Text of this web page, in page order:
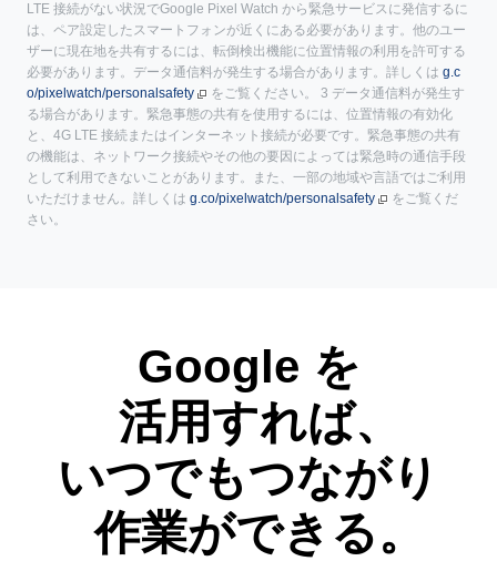
LTE 接続がない状況でGoogle Pixel Watch から緊急サービスに発信するに
は、ペア設定したスマートフォンが近くにある必要があります。他のユー
ザーに現在地を共有するには、転倒検出機能に位置情報の利用を許可する
必要があります。データ通信料が発生する場合があります。詳しくは g.c
o/pixelwatch/personalsafety
をご覧ください。 3 データ通信料が発生す
る場合があります。緊急事態の共有を使用するには、位置情報の有効化
と、4G LTE 接続またはインターネット接続が必要です。緊急事態の共有
の機能は、ネットワーク接続やその他の要因によっては緊急時の通信手段
として利用できないことがあります。また、一部の地域や言語ではご利用
いただけません。詳しくは g.co/pixelwatch/personalsafety
をご覧くだ
さい。
Google を
活用すれば、
いつでもつながり
作業ができる。